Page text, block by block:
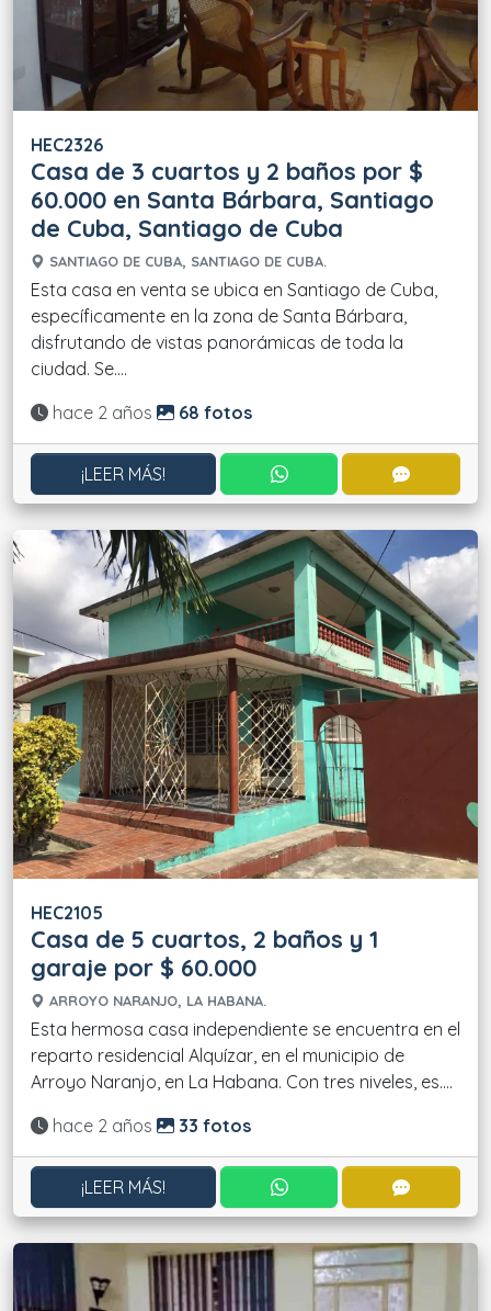
HEC2326
Casa de 3 cuartos y 2 baños por $
60.000 en Santa Bárbara, Santiago
de Cuba, Santiago de Cuba
SANTIAGO DE CUBA, SANTIAGO DE CUBA.
Esta casa en venta se ubica en Santiago de Cuba,
específicamente en la zona de Santa Bárbara,
disfrutando de vistas panorámicas de toda la
ciudad. Se....
Actualizado:
hace 2 años 68 fotos
¡LEER MÁS! CONTACTAR POR
HEC2105
Casa de 5 cuartos, 2 baños y 1
garaje por $ 60.000
ARROYO NARANJO, LA HABANA.
Esta hermosa casa independiente se encuentra en el
reparto residencial Alquízar, en el municipio de
Arroyo Naranjo, en La Habana. Con tres niveles, es....
Actualizado:
hace 2 años 33 fotos
¡LEER MÁS! CONTACTAR POR